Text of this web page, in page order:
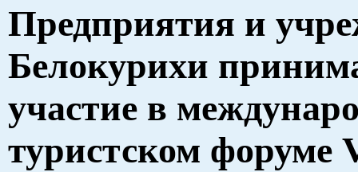
Предприятия и
Белокурихи
участие в
туристском форуме